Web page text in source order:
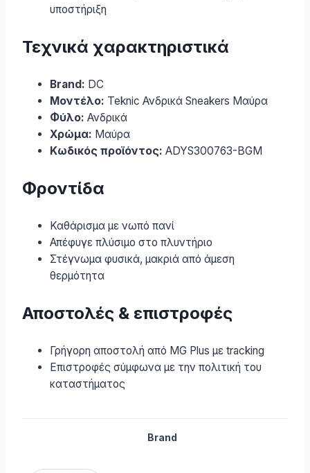
υποστήριξη
Τεχνικά χαρακτηριστικά
Brand: DC
Μοντέλο: Teknic Ανδρικά Sneakers Μαύρα
Φύλο: Ανδρικά
Χρώμα: Μαύρα
Κωδικός προϊόντος: ADYS300763-BGM
Φροντίδα
Καθάρισμα με νωπό πανί
Απέφυγε πλύσιμο στο πλυντήριο
Στέγνωμα φυσικά, μακριά από άμεση
θερμότητα
Αποστολές & επιστροφές
Γρήγορη αποστολή από MG Plus με tracking
Επιστροφές σύμφωνα με την πολιτική του
καταστήματος
Brand